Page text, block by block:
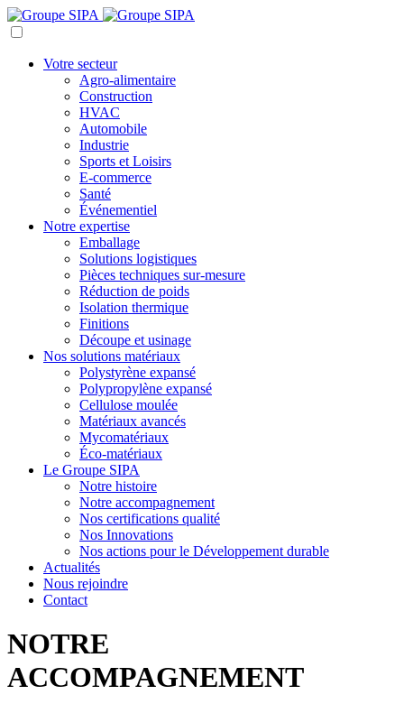
Votre secteur
Agro-alimentaire
Construction
HVAC
Automobile
Industrie
Sports et Loisirs
E-commerce
Santé
Événementiel
Notre expertise
Emballage
Solutions logistiques
Pièces techniques sur-mesure
Réduction de poids
Isolation thermique
Finitions
Découpe et usinage
Nos solutions matériaux
Polystyrène expansé
Polypropylène expansé
Cellulose moulée
Matériaux avancés
Mycomatériaux
Éco-matériaux
Le Groupe SIPA
Notre histoire
Notre accompagnement
Nos certifications qualité
Nos Innovations
Nos actions pour le Développement durable
Actualités
Nous rejoindre
Contact
NOTRE
ACCOMPAGNEMENT